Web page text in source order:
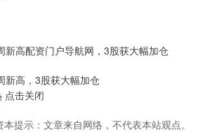
新高配资门户导航网，3股获大幅加仓
新高，3股获大幅加仓
点击关闭
本提示：文章来自网络，不代表本站观点。